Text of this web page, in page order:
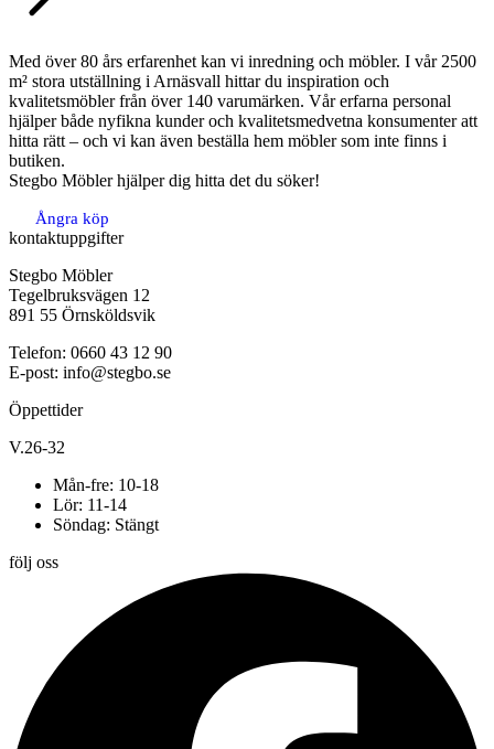
Med över 80 års erfarenhet kan vi inredning och möbler. I vår 2500
m² stora utställning i Arnäsvall hittar du inspiration och
kvalitetsmöbler från över 140 varumärken. Vår erfarna personal
hjälper både nyfikna kunder och kvalitetsmedvetna konsumenter att
hitta rätt – och vi kan även beställa hem möbler som inte finns i
butiken.
Stegbo Möbler hjälper dig hitta det du söker!
Ångra köp
kontaktuppgifter
Stegbo Möbler
Tegelbruksvägen 12
891 55 Örnsköldsvik
Telefon: 0660 43 12 90
E-post: info@stegbo.se
Öppettider
V.26-32
Mån-fre: 10-18
Lör: 11-14
Söndag: Stängt
följ oss